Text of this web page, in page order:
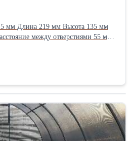
мм Длина 219 мм Высота 135 мм
между отверстиями 55 мм
8х4МТМ БДН-2,4х2 БДП-3,2х2